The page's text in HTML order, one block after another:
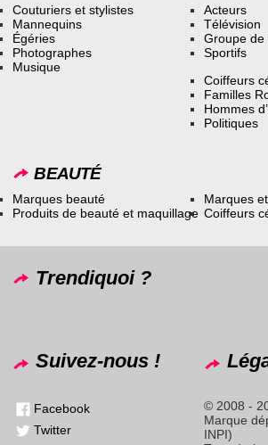
Couturiers et stylistes
Mannequins
Égéries
Photographes
Musique
Acteurs
Télévision
Groupe de
Sportifs
Coiffeurs
Familles
Hommes
Politiques
BEAUTÉ
Marques beauté
Produits de beauté et maquillage
Marques
Coiffeurs
Trendiquoi ?
Suivez-nous !
Facebook
Twitter
© 2008 -
Marque
INPI)